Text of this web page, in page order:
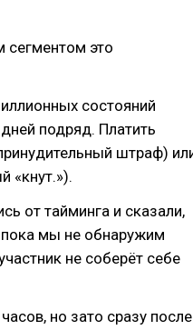
сегментом это
состояний
подряд. Платить
штраф)
«кнут.»).
от тайминга и сказали,
мы не обнаружим
не соберёт себе
но зато сразу после